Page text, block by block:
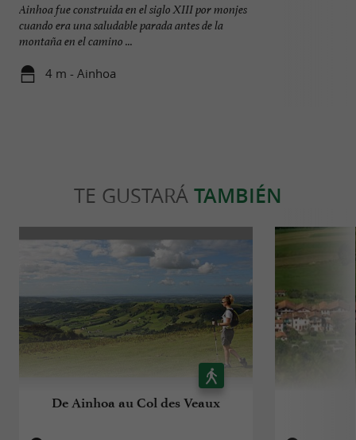
Ainhoa fue construida en el siglo XIII por monjes
cuando era una saludable parada antes de la
montaña en el camino ...
4 m - Ainhoa
TE GUSTARÁ TAMBIÉN
De Ainhoa au Col des Veaux